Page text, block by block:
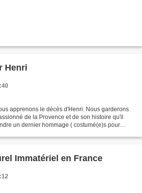
Henri
apprenons le décès d'Henri. Nous garderons
de la Provence et de son histoire qu'il
un dernier hommage ( costumé(e)s pour
Immatériel en France